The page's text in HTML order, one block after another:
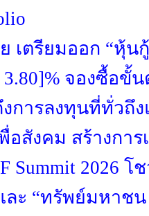
เตรียมออก “หุ้
3.80]% จองซื้อขั้
การลงทุนที่ทั่วถึ
อสังคม สร้างกา
Summit 2026 โ
ะ “ทรัพย์มหาชน